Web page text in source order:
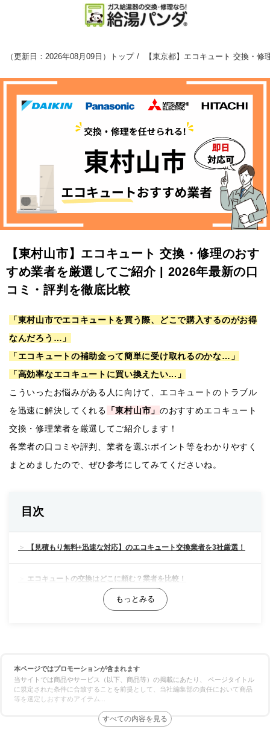
（更新日：2026年08月09日 ） トップ 【東京都】エコキュート 交換・
【東村山市】エコキュート 交換・修理のおす
すめ業者を厳選してご紹介 | 2026年最新の口
コミ・評判を徹底比較
「東村山市でエコキュートを買う際、どこで購入するのがお得
なんだろう…」
「エコキュートの補助金って簡単に受け取れるのかな…」
「高効率なエコキュートに買い換えたい...」
こういったお悩みがある人に向けて、エコキュートのトラブル
を迅速に解決してくれる
「東村山市」 のおすすめエコキュート
交換・修理業者を厳選してご紹介します！
各業者の口コミや評判、業者を選ぶポイント等をわかりやすく
まとめましたので、ぜひ参考にしてみてくださいね。
目次
【見積もり無料+迅速な対応】のエコキュート交換業者を3社厳選！
エコキュートの交換はどこに頼む？業者を比較！
保証の比較
エコキュート専門業者の選び方！ここをチェック
本ページではプロモーションが含まれます
当サイトでは商品やサービス（以下、商品等）の掲載にあたり、 ページタイトル
に規定された条件に合致することを前提として、当社編集部の責任において商品
等を選定しおすすめアイテム